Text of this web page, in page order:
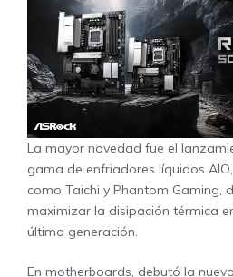
La mayor novedad fue el
gama de enfriadores líquidos
como Taichi y Phantom Gaming,
maximizar la disipación térmica
última generación.
En motherboards, debutó la